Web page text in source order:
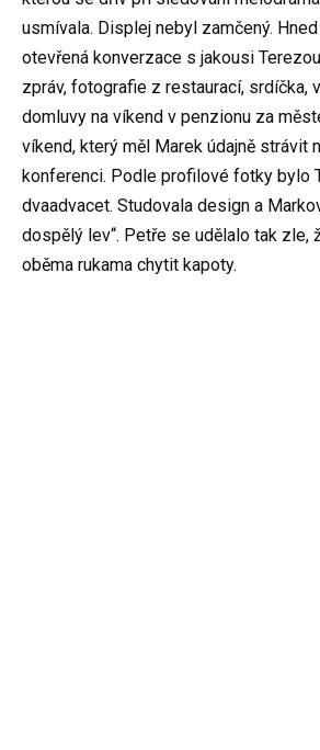
usmívala. Displej nebyl zamčený.
otevřená konverzace s jakousi
zpráv, fotografie z restaurací, srdíčka,
domluvy na víkend v penzionu za
víkend, který měl Marek údajně strávit
konferenci. Podle profilové fotky bylo
dvaadvacet. Studovala design a
dospělý lev“. Petře se udělalo tak zle,
oběma rukama chytit kapoty.